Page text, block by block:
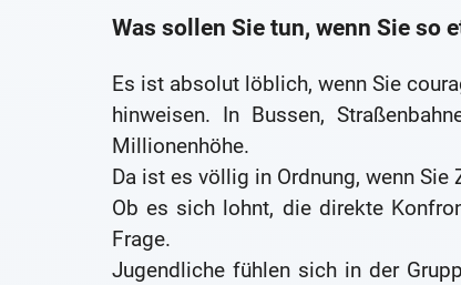
Was sollen Sie tun, wenn Sie so
Es ist absolut löblich, wenn Sie
hinweisen. In Bussen,
Millionenhöhe.
Da ist es völlig in Ordnung, wenn
Ob es sich lohnt, die direkte
Frage.
Jugendliche fühlen sich in der